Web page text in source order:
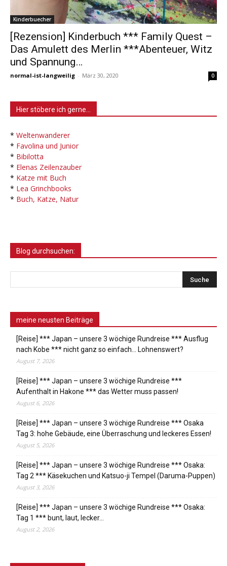
Kinderbuecher
[Rezension] Kinderbuch *** Family Quest –
Das Amulett des Merlin ***Abenteuer, Witz
und Spannung…
normal-ist-langweilig - März 30, 2020 0
Hier stöbere ich gerne…
* Weltenwanderer
* Favolina und Junior
* Bibilotta
* Elenas Zeilenzauber
* Katze mit Buch
* Lea Grinchbooks
* Buch, Katze, Natur
Blog durchsuchen:
meine neusten Beiträge
[Reise] *** Japan – unsere 3 wöchige Rundreise *** Ausflug
nach Kobe *** nicht ganz so einfach… Lohnenswert?
August 7, 2026
[Reise] *** Japan – unsere 3 wöchige Rundreise ***
Aufenthalt in Hakone *** das Wetter muss passen!
August 6, 2026
[Reise] *** Japan – unsere 3 wöchige Rundreise *** Osaka
Tag 3: hohe Gebäude, eine Überraschung und leckeres Essen!
August 5, 2026
[Reise] *** Japan – unsere 3 wöchige Rundreise *** Osaka:
Tag 2 *** Käsekuchen und Katsuo-ji Tempel (Daruma-Puppen)
August 3, 2026
[Reise] *** Japan – unsere 3 wöchige Rundreise *** Osaka:
Tag 1 *** bunt, laut, lecker…
August 2, 2026